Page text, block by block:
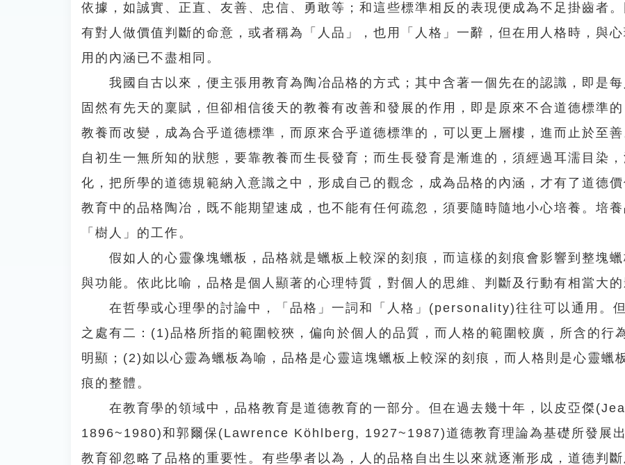
依據，如誠實、正直、友善、忠信、勇敢等；和這些標準相反的表現便成為不足掛齒者
有對人做價值判斷的命意，或者稱為「人品」，也用「人格」一辭，但在用人格時，與
用的內涵已不盡相同。
我國自古以來，便主張用教育為陶冶品格的方式；其中含著一個先在的認識，即是每
固然有先天的稟賦，但卻相信後天的教養有改善和發展的作用，即是原來不合道德標準
教養而改變，成為合乎道德標準，而原來合乎道德標準的，可以更上層樓，進而止於至善
自初生一無所知的狀態，要靠教養而生長發育；而生長發育是漸進的，須經過耳濡目染，
化，把所學的道德規範納入意識之中，形成自己的觀念，成為品格的內涵，才有了道德
教育中的品格陶冶，既不能期望速成，也不能有任何疏忽，須要隨時隨地小心培養。培
「樹人」的工作。
假如人的心靈像塊蠟板，品格就是蠟板上較深的刻痕，而這樣的刻痕會影響到整塊蠟
與功能。依此比喻，品格是個人顯著的心理特質，對個人的思維、判斷及行動有相當大的
在哲學或心理學的討論中，「品格」一詞和「人格」(personality)往往可以通用。但
之處有二：(1)品格所指的範圍較狹，偏向於個人的品質，而人格的範圍較廣，所含的行
明顯；(2)如以心靈為蠟板為喻，品格是心靈這塊蠟板上較深的刻痕，而人格則是心靈蠟
痕的整體。
在教育學的領域中，品格教育是道德教育的一部分。但在過去幾十年，以皮亞傑
1896~1980)和郭爾保(Lawrence Köhlberg, 1927~1987)道德教育理論為基礎所發展
教育卻忽略了品格的重要性。有些學者以為，人的品格自出生以來就逐漸形成，道德判